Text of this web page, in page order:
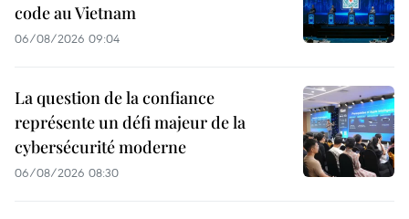
code au Vietnam
06/08/2026 09:04
La question de la confiance
représente un défi majeur de la
cybersécurité moderne
06/08/2026 08:30